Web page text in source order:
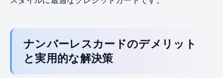
ナンバーレスカードのデメリット
と実用的な解決策